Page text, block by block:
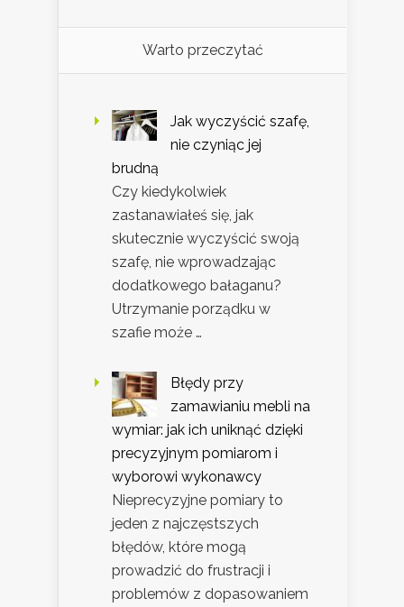
Warto przeczytać
Jak wyczyścić szafę,
nie czyniąc jej
brudną
Czy kiedykolwiek
zastanawiałeś się, jak
skutecznie wyczyścić swoją
szafę, nie wprowadzając
dodatkowego bałaganu?
Utrzymanie porządku w
szafie może …
Błędy przy
zamawianiu mebli na
wymiar: jak ich uniknąć dzięki
precyzyjnym pomiarom i
wyborowi wykonawcy
Nieprecyzyjne pomiary to
jeden z najczęstszych
błędów, które mogą
prowadzić do frustracji i
problemów z dopasowaniem